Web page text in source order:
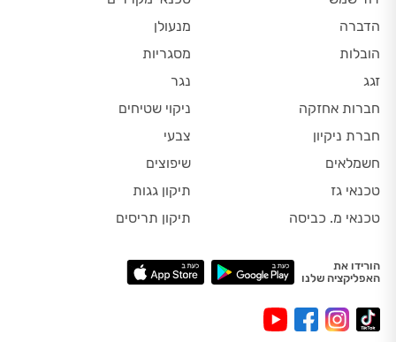
הדברה
הובלות
זגג
חברות אחזקה
חברת ניקיון
חשמלאים
טכנאי גז
טכנאי מ. כביסה
מנעולן
מסגריות
נגר
ניקוי שטיחים
צבעי
שיפוצים
תיקון גגות
תיקון תריסים
הורידו את
האפליקציה שלנו